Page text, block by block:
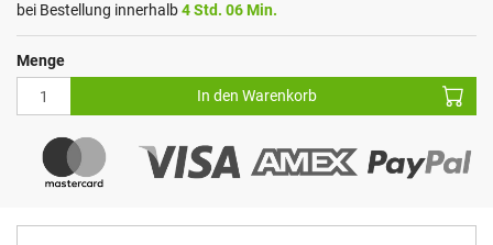
bei Bestellung innerhalb4 Std. 06 Min.
Menge
In den Warenkorb